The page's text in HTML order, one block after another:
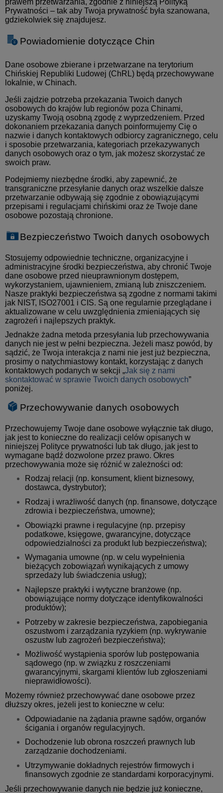
prawem przetwarzania, zgodnie z niniejszą Polityką
Prywatności – tak aby Twoja prywatność była szanowana,
gdziekolwiek się znajdujesz.
Powiadomienie dotyczące Chin
Dane osobowe zbierane i przetwarzane na terytorium
Chińskiej Republiki Ludowej (ChRL) będą przechowywane
lokalnie, w Chinach.
Jeśli zajdzie potrzeba przekazania Twoich danych
osobowych do krajów lub regionów poza Chinami,
uzyskamy Twoją osobną zgodę z wyprzedzeniem. Przed
dokonaniem przekazania danych poinformujemy Cię o
nazwie i danych kontaktowych odbiorcy zagranicznego, celu
i sposobie przetwarzania, kategoriach przekazywanych
danych osobowych oraz o tym, jak możesz skorzystać ze
swoich praw.
Podejmiemy niezbędne środki, aby zapewnić, że
transgraniczne przesyłanie danych oraz wszelkie dalsze
przetwarzanie odbywają się zgodnie z obowiązującymi
przepisami i regulacjami chińskimi oraz że Twoje dane
osobowe pozostają chronione.
Bezpieczeństwo Twoich danych osobowych
Stosujemy odpowiednie techniczne, organizacyjne i
administracyjne środki bezpieczeństwa, aby chronić Twoje
dane osobowe przed nieuprawnionym dostępem,
wykorzystaniem, ujawnieniem, zmianą lub zniszczeniem.
Nasze praktyki bezpieczeństwa są zgodne z normami takimi
jak NIST, ISO27001 i CIS. Są one regularnie przeglądane i
aktualizowane w celu uwzględnienia zmieniających się
zagrożeń i najlepszych praktyk.
Jednakże żadna metoda przesyłania lub przechowywania
danych nie jest w pełni bezpieczna. Jeżeli masz powód, by
sądzić, że Twoja interakcja z nami nie jest już bezpieczna,
prosimy o natychmiastowy kontakt, korzystając z danych
kontaktowych podanych w sekcji „Jak się z nami
skontaktować w sprawie Twoich danych osobowych”
poniżej.
Przechowywanie danych osobowych
Przechowujemy Twoje dane osobowe wyłącznie tak długo,
jak jest to konieczne do realizacji celów opisanych w
niniejszej Polityce prywatności lub tak długo, jak jest to
wymagane bądź dozwolone przez prawo. Okres
przechowywania może się różnić w zależności od:
Rodzaj relacji (np. konsument, klient biznesowy,
dostawca, dystrybutor);
Rodzaj i wrażliwość danych (np. finansowe, dotyczące
zdrowia i bezpieczeństwa, umowne);
Obowiązki prawne i regulacyjne (np. przepisy
podatkowe, księgowe, gwarancyjne, dotyczące
odpowiedzialności za produkt lub bezpieczeństwa);
Wymagania umowne (np. w celu wypełnienia
bieżących zobowiązań wynikających z umowy
sprzedaży lub świadczenia usług);
Najlepsze praktyki i wytyczne branżowe (np.
obowiązujące normy dotyczące identyfikowalności
produktów);
Potrzeby w zakresie bezpieczeństwa, zapobiegania
oszustwom i zarządzania ryzykiem (np. wykrywanie
oszustw lub zagrożeń bezpieczeństwa);
Możliwość wystąpienia sporów lub postępowania
sądowego (np. w związku z roszczeniami
gwarancyjnymi, skargami klientów lub zgłoszeniami
nieprawidłowości).
Możemy również przechowywać dane osobowe przez
dłuższy okres, jeżeli jest to konieczne w celu:
Odpowiadanie na żądania prawne sądów, organów
ścigania i organów regulacyjnych.
Dochodzenie lub obrona roszczeń prawnych lub
zarządzanie dochodzeniami.
Utrzymywanie dokładnych rejestrów firmowych i
finansowych zgodnie ze standardami korporacyjnymi.
Jeśli przechowywanie danych nie będzie już konieczne,